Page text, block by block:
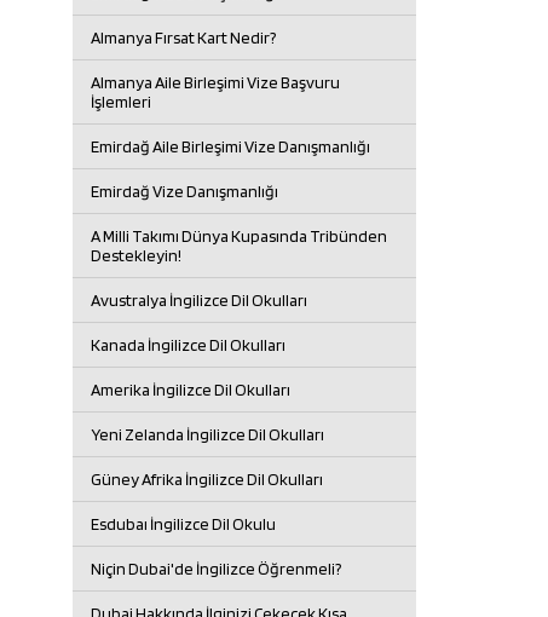
Almanya Fırsat Kart Nedir?
Almanya Aile Birleşimi Vize Başvuru
İşlemleri
Emirdağ Aile Birleşimi Vize Danışmanlığı
Emirdağ Vize Danışmanlığı
A Milli Takımı Dünya Kupasında Tribünden
Destekleyin!
Avustralya İngilizce Dil Okulları
Kanada İngilizce Dil Okulları
Amerika İngilizce Dil Okulları
Yeni Zelanda İngilizce Dil Okulları
Güney Afrika İngilizce Dil Okulları
Esdubaı İngilizce Dil Okulu
Niçin Dubai'de İngilizce Öğrenmeli?